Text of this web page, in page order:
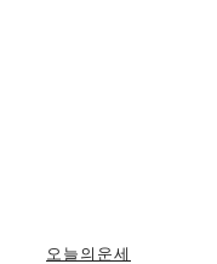
오늘의운세